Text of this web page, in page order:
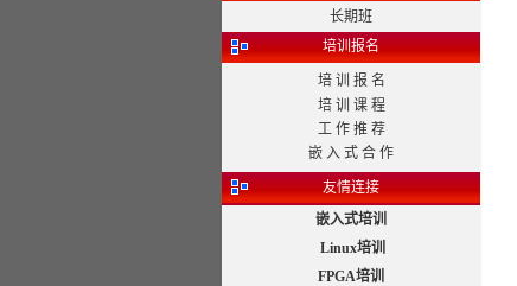
长期班
培训报名
培 训 报 名
培 训 课 程
工 作 推 荐
嵌 入 式 合 作
友情连接
嵌入式培训
Linux培训
FPGA培训